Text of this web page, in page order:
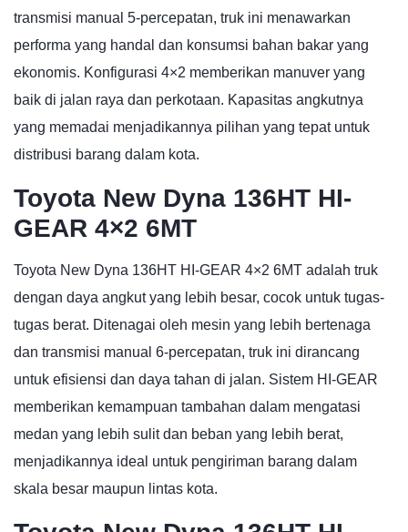
transmisi manual 5-percepatan, truk ini menawarkan
performa yang handal dan konsumsi bahan bakar yang
ekonomis. Konfigurasi 4×2 memberikan manuver yang
baik di jalan raya dan perkotaan. Kapasitas angkutnya
yang memadai menjadikannya pilihan yang tepat untuk
distribusi barang dalam kota.
Toyota New Dyna 136HT HI-
GEAR 4×2 6MT
Toyota New Dyna 136HT HI-GEAR 4×2 6MT adalah truk
dengan daya angkut yang lebih besar, cocok untuk tugas-
tugas berat. Ditenagai oleh mesin yang lebih bertenaga
dan transmisi manual 6-percepatan, truk ini dirancang
untuk efisiensi dan daya tahan di jalan. Sistem HI-GEAR
memberikan kemampuan tambahan dalam mengatasi
medan yang lebih sulit dan beban yang lebih berat,
menjadikannya ideal untuk pengiriman barang dalam
skala besar maupun lintas kota.